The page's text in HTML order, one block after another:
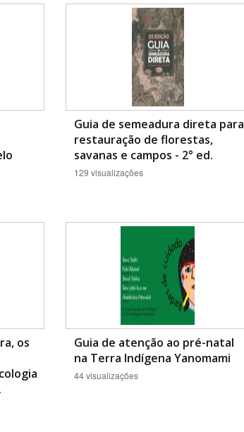
Guia de semeadura direta para
restauração de florestas,
savanas e campos - 2° ed.
129 visualizações
os
Guia de atenção ao pré-natal
na Terra Indígena Yanomami
44 visualizações